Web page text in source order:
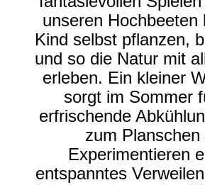
unseren Hochbeeten
Kind selbst pflanzen,
und so die Natur mit
erleben. Ein kleiner
sorgt im Sommer
erfrischende
zum Planschen
Experimentieren
entspanntes